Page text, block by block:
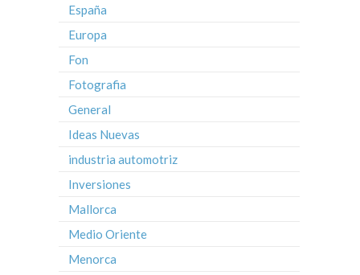
España
Europa
Fon
Fotografia
General
Ideas Nuevas
industria automotriz
Inversiones
Mallorca
Medio Oriente
Menorca